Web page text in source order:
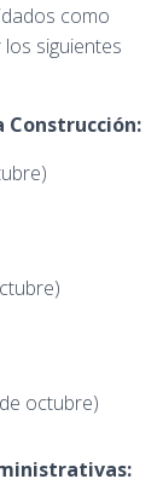
como
siguientes
Construcción:
octubre)